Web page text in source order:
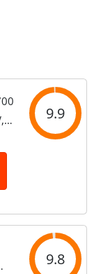
9.9
9.8